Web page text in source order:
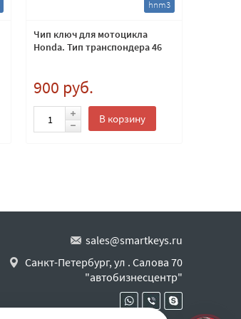
hnm3
Чип ключ для мотоцикла
Honda. Тип транспондера 46
900 руб.
В корзину
sales@smartkeys.ru
Санкт-Петербург, ул . Салова 70
"автобизнесцентр"